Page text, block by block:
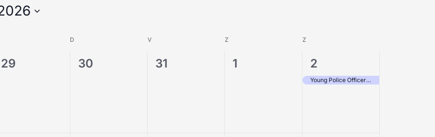
D V Z Z
0
29
0
30
0
31
0
evenementen,
1
1
evenement,
2
Young Police Officers Seminar 2026 – Germany